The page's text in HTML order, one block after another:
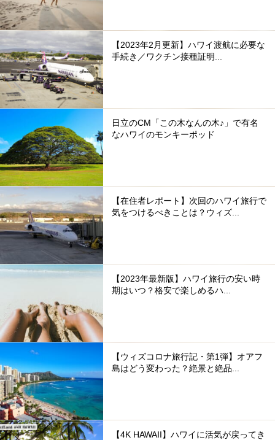
【2023年2月更新】ハワイ渡航に必要な
手続き／ワクチン接種証明...
日立のCM「この木なんの木♪」で有名
なハワイのモンキーポッド
【在住者レポート】次回のハワイ旅行で
気をつけるべきことは？ウィズ...
【2023年最新版】ハワイ旅行の安い時
期はいつ？格安で楽しめるハ...
【ウィズコロナ旅行記・第1弾】オアフ
島はどう変わった？絶景と絶品...
【4K HAWAII】ハワイに活気が戻ってき